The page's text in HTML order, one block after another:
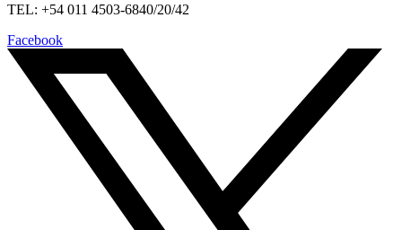
TEL: +54 011 4503-6840/20/42
Facebook